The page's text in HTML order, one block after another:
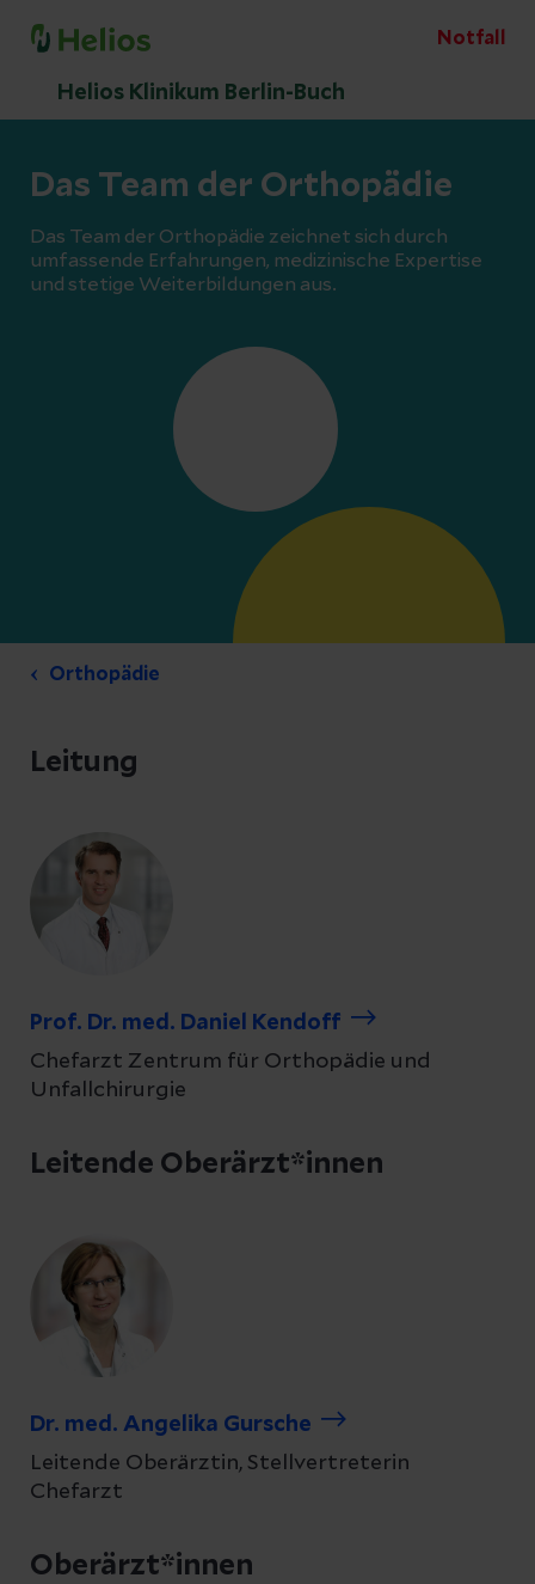
Notfall
Helios Klinikum Berlin-Buch
Das Team der Orthopädie
Das Team der Orthopädie zeichnet sich durch
umfassende Erfahrungen, medizinische Expertise
und stetige Weiterbildungen aus.
Orthopädie
Leitung
Prof. Dr. med. Daniel Kendoff
Chefarzt Zentrum für Orthopädie und
Unfallchirurgie
Leitende Oberärzt*innen
Dr. med. Angelika Gursche
Leitende Oberärztin, Stellvertreterin
Chefarzt
Oberärzt*innen